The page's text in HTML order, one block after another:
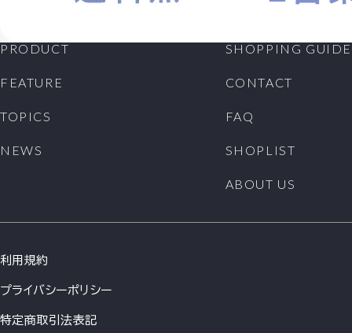
PRODUCT
FEATURE
TOPICS
NEWS
SHOPPING GUIDE
CONTACT
FAQ
SHOPLIST
ABOUT US
利用規約
プライバシーポリシー
特定商取引法表記